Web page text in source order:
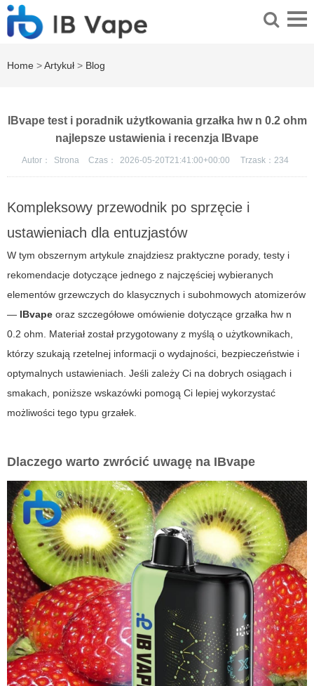
Home >Artykuł > Blog
IBvape test i poradnik użytkowania grzałka hw n 0.2 ohm
najlepsze ustawienia i recenzja IBvape
Autor： Strona Czas： 2026-05-20T21:41:00+00:00 Trzask： 234
Kompleksowy przewodnik po sprzęcie i
ustawieniach dla entuzjastów
W tym obszernym artykule znajdziesz praktyczne porady, testy i
rekomendacje dotyczące jednego z najczęściej wybieranych
elementów grzewczych do klasycznych i subohmowych atomizerów
— IBvape oraz szczegółowe omówienie dotyczące grzałka hw n
0.2 ohm. Materiał został przygotowany z myślą o użytkownikach,
którzy szukają rzetelnej informacji o wydajności, bezpieczeństwie i
optymalnych ustawieniach. Jeśli zależy Ci na dobrych osiągach i
smakach, poniższe wskazówki pomogą Ci lepiej wykorzystać
możliwości tego typu grzałek.
Dlaczego warto zwrócić uwagę na IBvape